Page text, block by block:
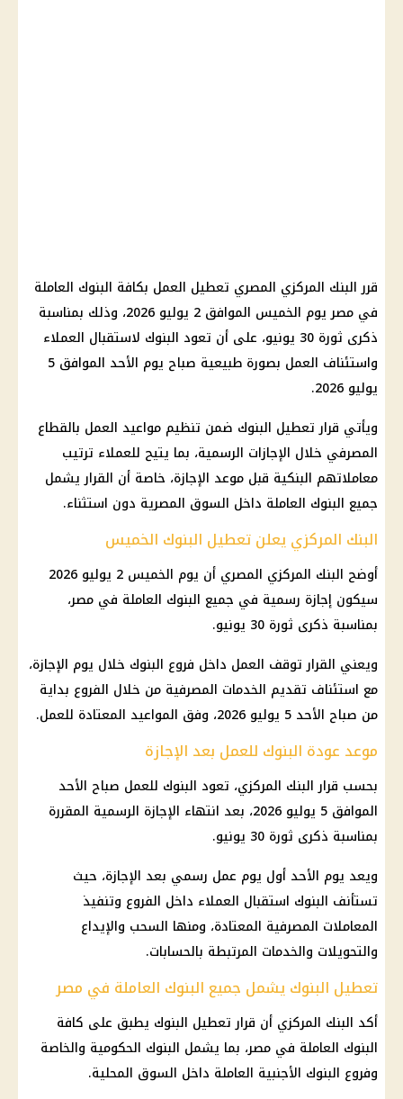
قرر البنك المركزي المصري تعطيل العمل بكافة البنوك العاملة
في مصر يوم الخميس الموافق 2 يوليو 2026، وذلك بمناسبة
ذكرى ثورة 30 يونيو، على أن تعود البنوك لاستقبال العملاء
واستئناف العمل بصورة طبيعية صباح يوم الأحد الموافق 5
يوليو 2026.
ويأتي قرار تعطيل البنوك ضمن تنظيم مواعيد العمل بالقطاع
المصرفي خلال الإجازات الرسمية، بما يتيح للعملاء ترتيب
معاملاتهم البنكية قبل موعد الإجازة، خاصة أن القرار يشمل
جميع البنوك العاملة داخل السوق المصرية دون استثناء.
البنك المركزي يعلن تعطيل البنوك الخميس
أوضح البنك المركزي المصري أن يوم الخميس 2 يوليو 2026
سيكون إجازة رسمية في جميع البنوك العاملة في مصر،
بمناسبة ذكرى ثورة 30 يونيو.
ويعني القرار توقف العمل داخل فروع البنوك خلال يوم الإجازة،
مع استئناف تقديم الخدمات المصرفية من خلال الفروع بداية
من صباح الأحد 5 يوليو 2026، وفق المواعيد المعتادة للعمل.
موعد عودة البنوك للعمل بعد الإجازة
بحسب قرار البنك المركزي، تعود البنوك للعمل صباح الأحد
الموافق 5 يوليو 2026، بعد انتهاء الإجازة الرسمية المقررة
بمناسبة ذكرى ثورة 30 يونيو.
ويعد يوم الأحد أول يوم عمل رسمي بعد الإجازة، حيث
تستأنف البنوك استقبال العملاء داخل الفروع وتنفيذ
المعاملات المصرفية المعتادة، ومنها السحب والإيداع
والتحويلات والخدمات المرتبطة بالحسابات.
تعطيل البنوك يشمل جميع البنوك العاملة في مصر
أكد البنك المركزي أن قرار تعطيل البنوك يطبق على كافة
البنوك العاملة في مصر، بما يشمل البنوك الحكومية والخاصة
وفروع البنوك الأجنبية العاملة داخل السوق المحلية.